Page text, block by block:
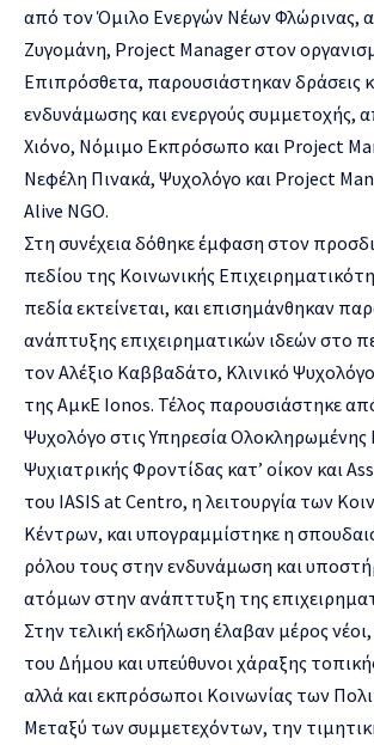
από τον Όμιλο Ενεργών Νέων Φλώρινας,
Ζυγομάνη, Project Manager στον
Επιπρόσθετα, παρουσιάστηκαν δράσεις
ενδυνάμωσης και ενεργούς συμμετοχής,
Χιόνο, Νόμιμο Εκπρόσωπο και Project
Νεφέλη Πινακά, Ψυχολόγο και Project
Alive NGO.
Στη συνέχεια δόθηκε έμφαση στον
πεδίου της Κοινωνικής
πεδία εκτείνεται, και επισημάνθηκαν
ανάπτυξης επιχειρηματικών ιδεών στο
τον Αλέξιο Καββαδάτο, Κλινικό
της ΑμκΕ Ionos. Τέλος παρουσιάστηκε
Ψυχολόγο στις Υπηρεσία Ολοκληρωμένης
Ψυχιατρικής Φροντίδας κατ’ οίκον και
του IASIS at Centro, η λειτουργία των
Κέντρων, και υπογραμμίστηκε η
ρόλου τους στην ενδυνάμωση και
ατόμων στην ανάπττυξη της
Στην τελική εκδήλωση έλαβαν μέρος
του Δήμου και υπεύθυνοι χάραξης
αλλά και εκπρόσωποι Κοινωνίας των
Μεταξύ των συμμετεχόντων, την